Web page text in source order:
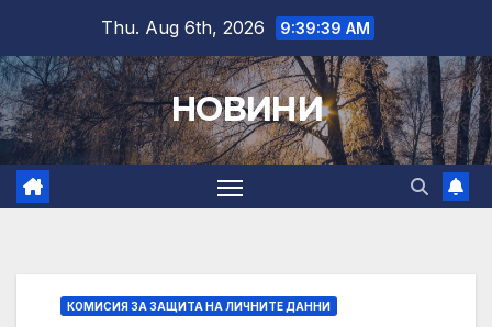
content
Thu. Aug 6th, 2026 9:39:40 AM
НОВИНИ
КОМИСИЯ ЗА ЗАЩИТА НА ЛИЧНИТЕ ДАННИ